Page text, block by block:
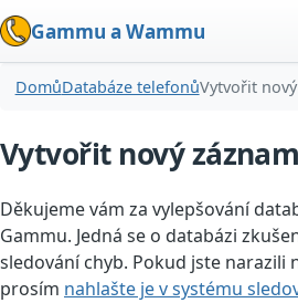
Gammu a Wammu
DomůDatabáze telefonůVytvořit
Vytvořit nový záznam
Děkujeme vám za vylepšování
Gammu. Jedná se o databázi
sledování chyb. Pokud jste narazili
prosím nahlašte je v systému